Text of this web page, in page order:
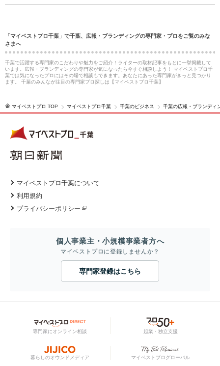
「マイベストプロ千葉」で千葉、広報・ブランディングの専門家・プロをご覧のみな
さまへ
千葉で活躍する専門家のこだわりや魅力をご紹介！ライターの取材記事をもとに一挙掲載して
います。広報・ブランディングの専門家が気になったら今すぐ相談しよう！ マイベストプロ千
葉では気になったプロにはその場で相談もできます。あなたにあった専門家がきっと見つかり
ます。 千葉のみんなが注目の専門家プロ探しは【マイベストプロ千葉】
マイベストプロ TOP マイベストプロ千葉 千葉のビジネス 千葉の広報・ブランディ
マイベストプロ千葉について
利用規約
プライバシーポリシー
個人事業主・小規模事業者方へ
マイベストプロに登録しませんか？
専門家登録はこちら
専門家にオンライン相談 起業・独立支援
暮らしのオウンドメディア マイベストプログローバル